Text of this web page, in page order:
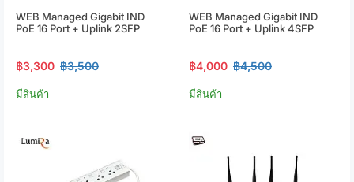
WEB Managed Gigabit IND
PoE 16 Port + Uplink 2SFP
฿3,300 ฿3,500
มีสินค้า
WEB Managed Gigabit IND
PoE 16 Port + Uplink 4SFP
฿4,000 ฿4,500
มีสินค้า